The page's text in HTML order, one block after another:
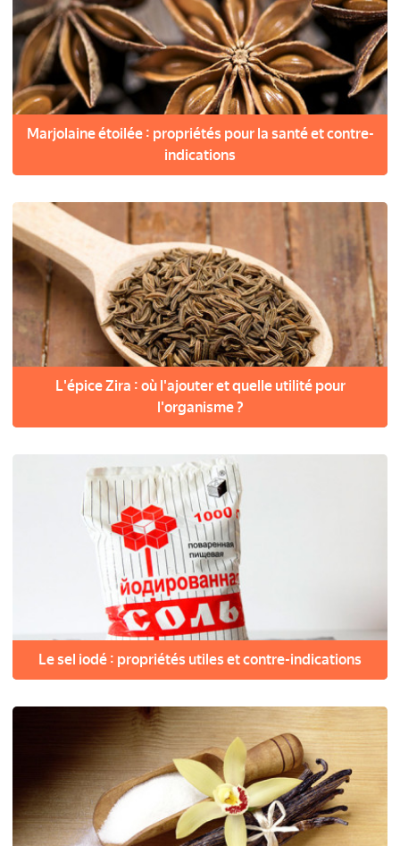
Marjolaine étoilée : propriétés pour la santé et contre-
indications
L'épice Zira : où l'ajouter et quelle utilité pour
l'organisme ?
Le sel iodé : propriétés utiles et contre-indications